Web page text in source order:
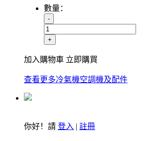
數量：
-
+
加入購物車 立即購買
查看更多冷氣機空調機及配件
你好！請 登入 | 註冊